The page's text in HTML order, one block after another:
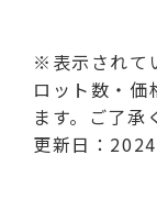
※表示されて
ロット数・価
ます。ご了承
更新日：